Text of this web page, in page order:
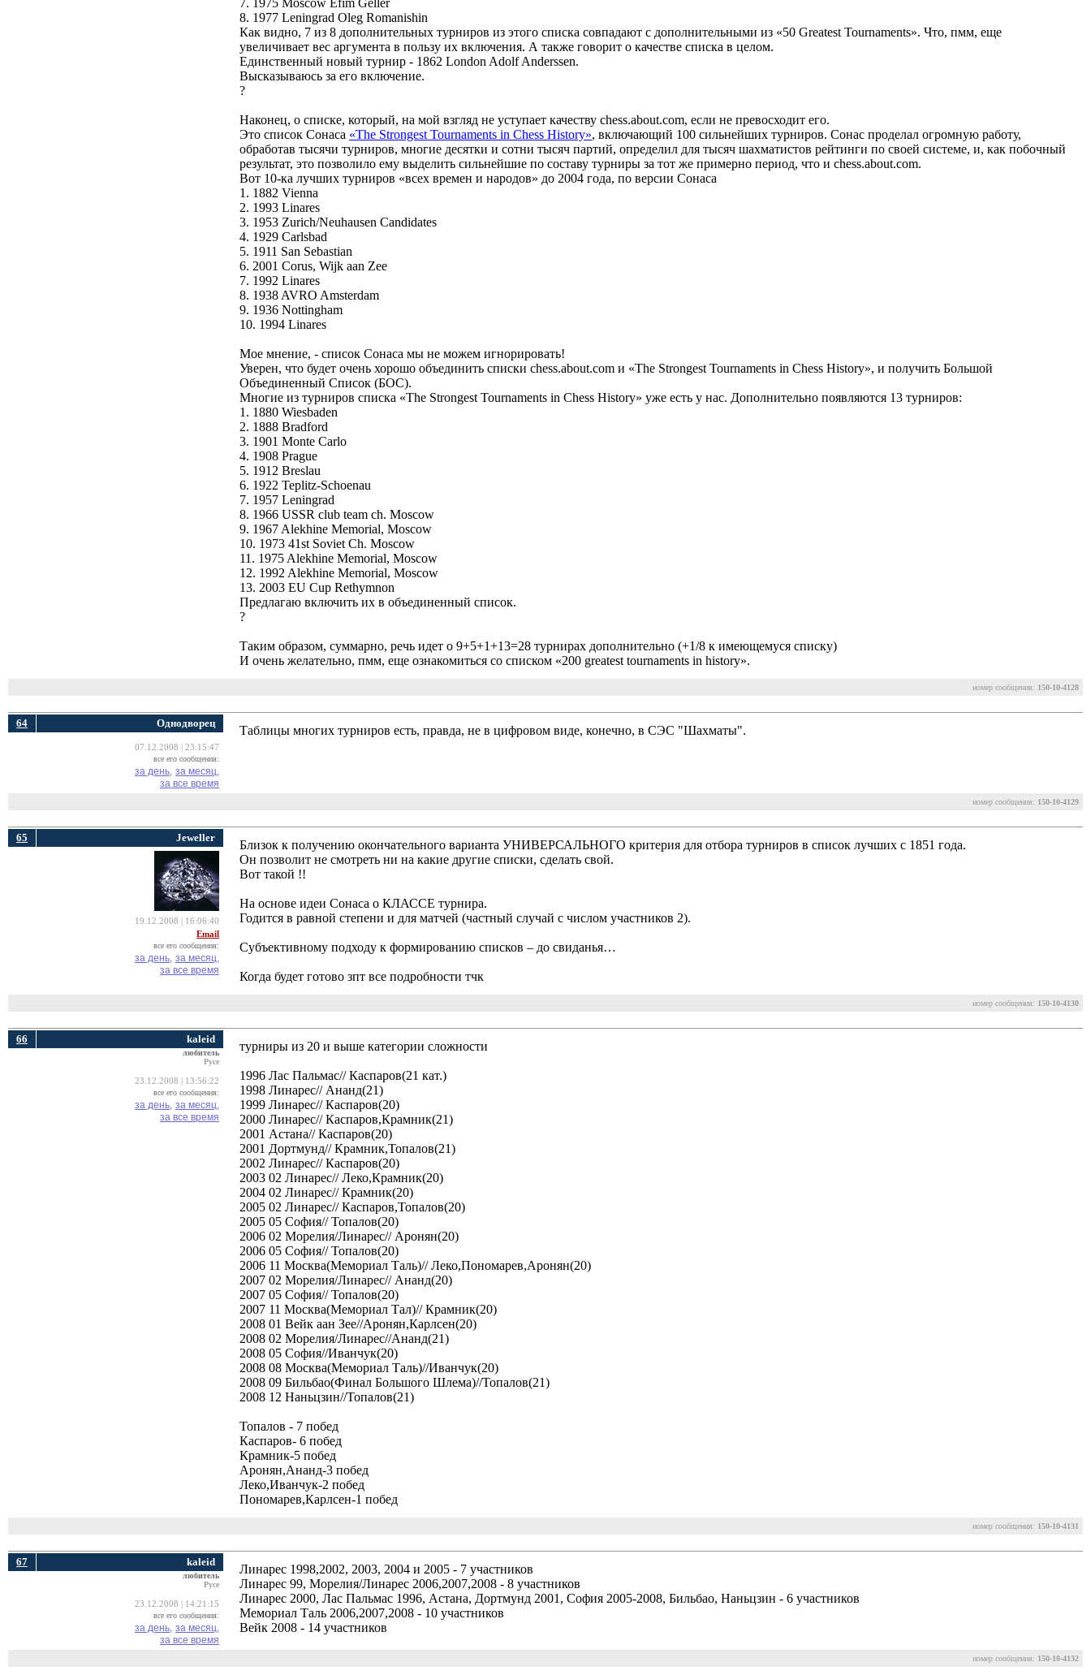
7. 1975 Moscow Efim Geller
8. 1977 Leningrad Oleg Romanishin
Как видно, 7 из 8 дополнительных турниров из этого списка совпадают с дополнительными из «50 Greatest Tournaments». Что, пмм, еще
увеличивает вес аргумента в пользу их включения. А также говорит о качестве списка в целом.
Единственный новый турнир - 1862 London Adolf Anderssen.
Высказываюсь за его включение.
?
Наконец, о списке, который, на мой взгляд не уступает качеству chess.about.com, если не превосходит его.
Это список Сонаса «The Strongest Tournaments in Chess History», включающий 100 сильнейших турниров. Сонас проделал огромную работу,
обработав тысячи турниров, многие десятки и сотни тысяч партий, определил для тысяч шахматистов рейтинги по своей системе, и, как побочный
результат, это позволило ему выделить сильнейшие по составу турниры за тот же примерно период, что и chess.about.com.
Вот 10-ка лучших турниров «всех времен и народов» до 2004 года, по версии Сонаса
1. 1882 Vienna
2. 1993 Linares
3. 1953 Zurich/Neuhausen Candidates
4. 1929 Carlsbad
5. 1911 San Sebastian
6. 2001 Corus, Wijk aan Zee
7. 1992 Linares
8. 1938 AVRO Amsterdam
9. 1936 Nottingham
10. 1994 Linares
Мое мнение, - список Сонаса мы не можем игнорировать!
Уверен, что будет очень хорошо объединить списки chess.about.com и «The Strongest Tournaments in Chess History», и получить Большой
Объединенный Список (БОС).
Многие из турниров списка «The Strongest Tournaments in Chess History» уже есть у нас. Дополнительно появляются 13 турниров:
1. 1880 Wiesbaden
2. 1888 Bradford
3. 1901 Monte Carlo
4. 1908 Prague
5. 1912 Breslau
6. 1922 Teplitz-Schoenau
7. 1957 Leningrad
8. 1966 USSR club team ch. Moscow
9. 1967 Alekhine Memorial, Moscow
10. 1973 41st Soviet Ch. Moscow
11. 1975 Alekhine Memorial, Moscow
12. 1992 Alekhine Memorial, Moscow
13. 2003 EU Cup Rethymnon
Предлагаю включить их в объединенный список.
?
Таким образом, суммарно, речь идет о 9+5+1+13=28 турнирах дополнительно (+1/8 к имеющемуся списку)
И очень желательно, пмм, еще ознакомиться со списком «200 greatest tournaments in history».
номер сообщения: 150-10-4128
64 Однодворец
07.12.2008 | 23:15:47
все его сообщения:
за день, за месяц,
за все время
Таблицы многих турниров есть, правда, не в цифровом виде, конечно, в СЭС "Шахматы".
номер сообщения: 150-10-4129
65 Jeweller
19.12.2008 | 16:06:40
Email
все его сообщения:
за день, за месяц,
за все время
Близок к получению окончательного варианта УНИВЕРСАЛЬНОГО критерия для отбора турниров в список лучших с 1851 года.
Он позволит не смотреть ни на какие другие списки, сделать свой.
Вот такой !!
На основе идеи Сонаса о КЛАССЕ турнира.
Годится в равной степени и для матчей (частный случай с числом участников 2).
Субъективному подходу к формированию списков – до свиданья…
Когда будет готово зпт все подробности тчк
номер сообщения: 150-10-4130
66 kaleid
любитель
Русе
23.12.2008 | 13:56:22
все его сообщения:
за день, за месяц,
за все время
турниры из 20 и выше категории сложности
1996 Лас Пальмас// Каспаров(21 кат.)
1998 Линарес// Ананд(21)
1999 Линарес// Каспаров(20)
2000 Линарес// Каспаров,Крамник(21)
2001 Астана// Каспаров(20)
2001 Дортмунд// Крамник,Топалов(21)
2002 Линарес// Каспаров(20)
2003 02 Линарес// Леко,Крамник(20)
2004 02 Линарес// Крамник(20)
2005 02 Линарес// Каспаров,Топалов(20)
2005 05 София// Топалов(20)
2006 02 Морелия/Линарес// Аронян(20)
2006 05 София// Топалов(20)
2006 11 Москва(Мемориал Таль)// Леко,Пономарев,Аронян(20)
2007 02 Морелия/Линарес// Ананд(20)
2007 05 София// Топалов(20)
2007 11 Москва(Мемориал Тал)// Крамник(20)
2008 01 Вейк аан Зее//Аронян,Карлсен(20)
2008 02 Морелия/Линарес//Ананд(21)
2008 05 София//Иванчук(20)
2008 08 Москва(Мемориал Таль)//Иванчук(20)
2008 09 Бильбао(Финал Большого Шлема)//Топалов(21)
2008 12 Наньцзин//Топалов(21)
Топалов - 7 побед
Каспаров- 6 побед
Крамник-5 побед
Аронян,Ананд-3 побед
Леко,Иванчук-2 побед
Пономарев,Карлсен-1 побед
номер сообщения: 150-10-4131
67 kaleid
любитель
Русе
23.12.2008 | 14:21:15
все его сообщения:
за день, за месяц,
за все время
Линарес 1998,2002, 2003, 2004 и 2005 - 7 участников
Линарес 99, Морелия/Линарес 2006,2007,2008 - 8 участников
Линарес 2000, Лас Пальмас 1996, Астана, Дортмунд 2001, София 2005-2008, Бильбао, Наньцзин - 6 участников
Мемориал Таль 2006,2007,2008 - 10 участников
Вейк 2008 - 14 участников
номер сообщения: 150-10-4132